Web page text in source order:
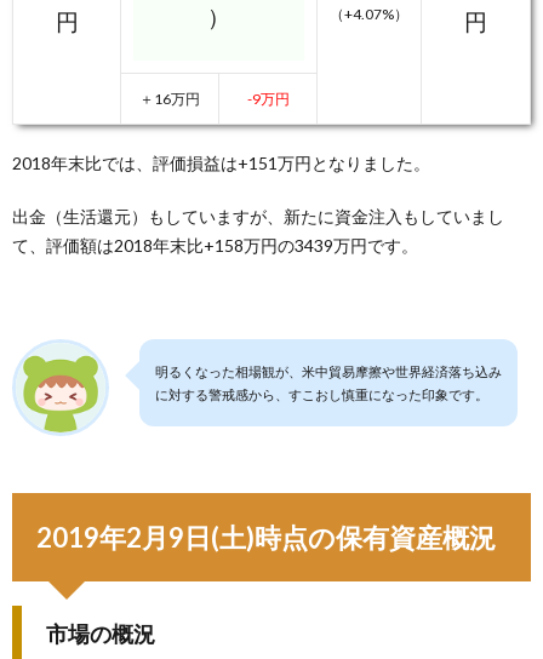
円 ） （+4.07%） 円
＋16万円 -9万円
2018年末比では、評価損益は+151万円となりました。
出金（生活還元）もしていますが、新たに資金注入もしていまし
て、評価額は2018年末比+158万円の3439万円です。
明るくなった相場観が、米中貿易摩擦や世界経済落ち込み
に対する警戒感から、すこおし慎重になった印象です。
2019年2月9日(土)時点の保有資産概況
市場の概況